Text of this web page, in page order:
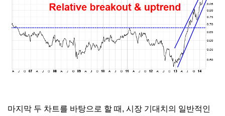
마지막 두 차트를 바탕으로 할 때, 시장 기대치의 일반적인